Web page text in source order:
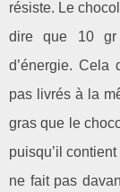
résiste. Le
dire que 10 gr
d’énergie.
pas livrés à la
gras que le
puisqu’il
ne fait pas